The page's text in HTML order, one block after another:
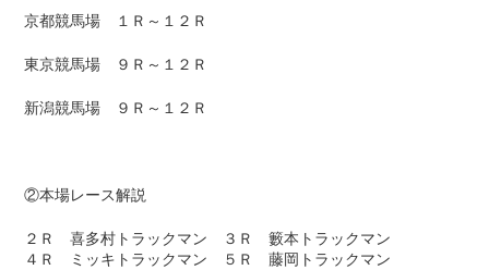
京都競馬場 １Ｒ～１２Ｒ
東京競馬場 ９Ｒ～１２Ｒ
新潟競馬場 ９Ｒ～１２Ｒ
②本場レース解説
２Ｒ 喜多村トラックマン ３Ｒ 籔本トラックマン
４Ｒ ミッキトラックマン ５Ｒ 藤岡トラックマン